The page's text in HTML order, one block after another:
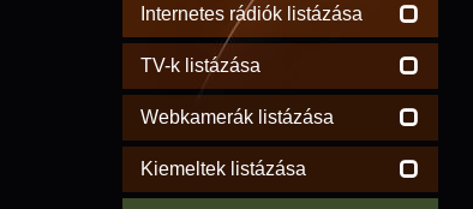
Internetes rádiók listázása
TV-k listázása
Webkamerák listázása
Kiemeltek listázása